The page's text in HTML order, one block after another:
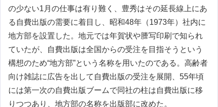
の少ない1月の仕事は有り難く、豊秀はその延長線上にあ
る自費出版の需要に着目し、昭和48年（1973年）社内に
地方部を設置した。地元では年賀状や謄写印刷で知られ
ていたが、自費出版は全国からの受注を目指そうという
構想のため“地方部”という名称を用いたのである。高齢者
向け雑誌に広告を出して自費出版の受注を展開、55年頃
には第一次の自費出版ブームで同社の柱は自費出版に移
りつつあり、地方部の名称を出版部に改めた。